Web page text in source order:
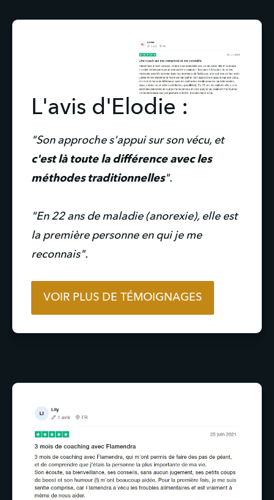
L'avis d'Elodie :
"Son approche s'appui sur son vécu, et
c'est là toute la différence avec les
méthodes traditionnelles".
"En 22 ans de maladie (anorexie), elle est
la première personne en qui je me
reconnais".
VOIR PLUS DE TÉMOIGNAGES